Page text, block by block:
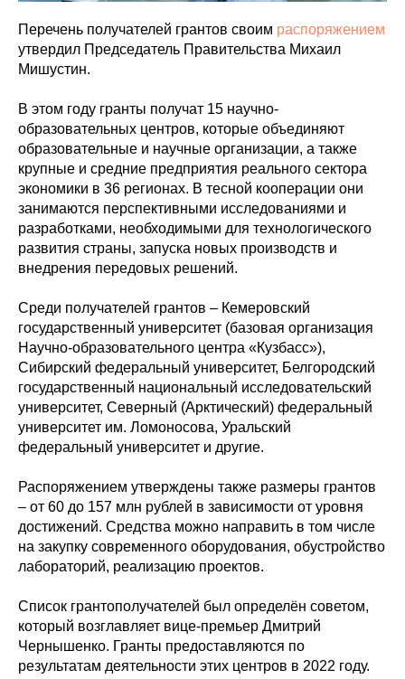
Перечень получателей грантов своим распоряжением
утвердил Председатель Правительства Михаил
Мишустин.
В этом году гранты получат 15 научно-
образовательных центров, которые объединяют
образовательные и научные организации, а также
крупные и средние предприятия реального сектора
экономики в 36 регионах. В тесной кооперации они
занимаются перспективными исследованиями и
разработками, необходимыми для технологического
развития страны, запуска новых производств и
внедрения передовых решений.
Среди получателей грантов – Кемеровский
государственный университет (базовая организация
Научно-образовательного центра «Кузбасс»),
Сибирский федеральный университет, Белгородский
государственный национальный исследовательский
университет, Северный (Арктический) федеральный
университет им. Ломоносова, Уральский
федеральный университет и другие.
Распоряжением утверждены также размеры грантов
– от 60 до 157 млн рублей в зависимости от уровня
достижений. Средства можно направить в том числе
на закупку современного оборудования, обустройство
лабораторий, реализацию проектов.
Список грантополучателей был определён советом,
который возглавляет вице-премьер Дмитрий
Чернышенко. Гранты предоставляются по
результатам деятельности этих центров в 2022 году.